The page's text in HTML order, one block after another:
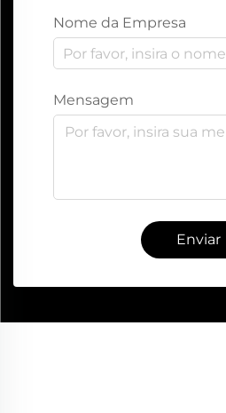
Nome da Empresa
Mensagem
Enviar